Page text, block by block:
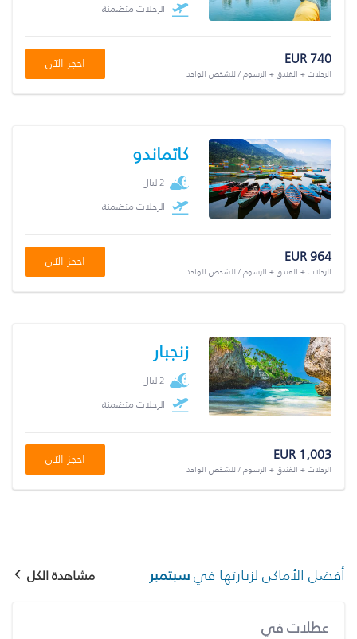
الرحلات متضمنة
EUR 740
الرحلات + الفندق + الرسوم / للشخص الواحد
احجز الآن
كاتماندو
2 ليال
الرحلات متضمنة
EUR 964
الرحلات + الفندق + الرسوم / للشخص الواحد
احجز الآن
زنجبار
2 ليال
الرحلات متضمنة
EUR 1,003
الرحلات + الفندق + الرسوم / للشخص الواحد
احجز الآن
أفضل الأماكن لزيارتها فيسبتمبر مشاهدة الكل
عطلات في